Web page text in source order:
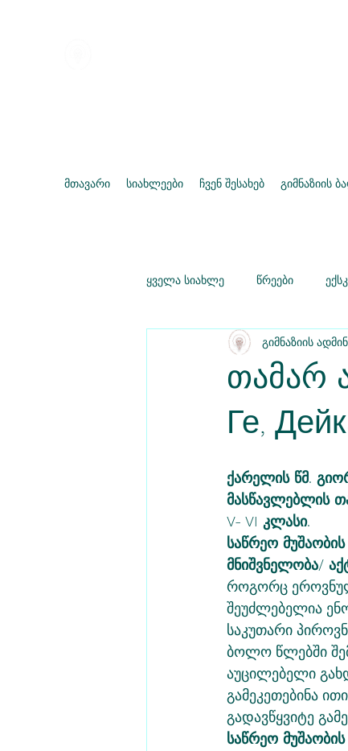
მთავარი სიახლეები ჩვენ შესახებ გიმნაზიის
ყველა სიახლე წრეები
დისტანციური სწავლება
თამარ
Ге,
გიმნაზიის
ქარელის წმ.
მასწავლებლის
V- VI კლასი.
საწრეო
მნიშვნელობა/
როგორც ეროვნულ
შეუძლებელია
საკუთარი
ბოლო წლებში
აუცილებელი
გამეკეთებინა
გადავწყვიტე
საწრეო